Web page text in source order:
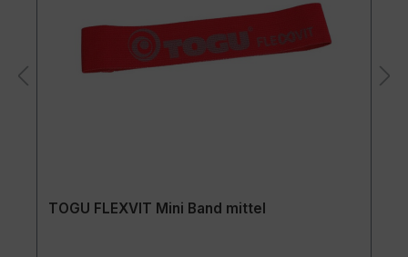
TOGU FLEXVIT Mini Band mittel